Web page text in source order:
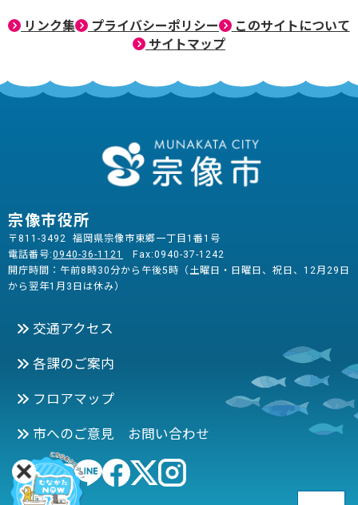
リンク集 プライバシーポリシー
このサイトについて
サイトマップ
宗像市役所
〒811-3492 福岡県宗像市東郷一丁目1番1号
電話番号:0940-36-1121
Fax:0940-37-1242
開庁時間：午前8時30分から午後5時（土曜日・日曜日、祝日、12月29日
から翌年1月3日は休み）
交通アクセス
各課のご案内
フロアマップ
市へのご意見 お問い合わせ